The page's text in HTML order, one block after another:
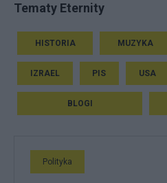
Tematy Eternity
HISTORIA MUZYKA
IZRAEL PIS USA
BLOGI
Polityka